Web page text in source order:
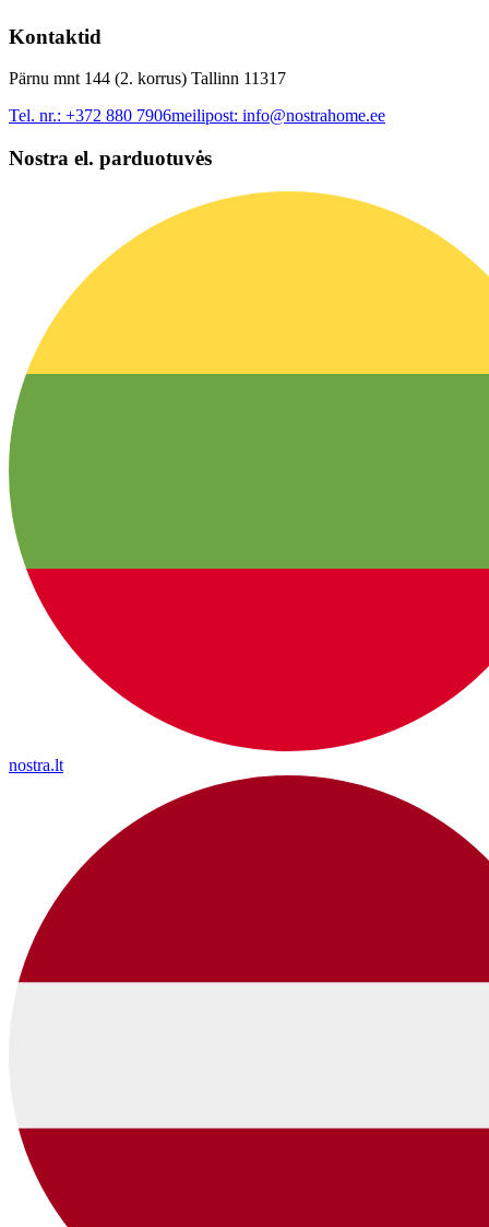
Kontaktid
Pärnu mnt 144 (2. korrus) Tallinn 11317
Tel. nr.: +372 880 7906meilipost: info@nostrahome.ee
Nostra el. parduotuvės
nostra.lt